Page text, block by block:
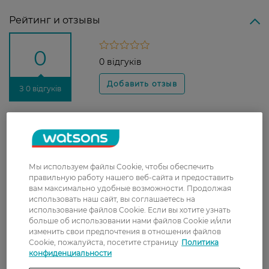
Рейтинг и отзывы
0
З 0 відгуків
0 відгуків
Новая почта
В отделение Новой почты - 99 грн, бесплатно
от 699 грн
Укрпочта
Стоимость доставки – 79 грн, бесплатная
доставка от – 599 грн
Забрать сегодня в магазине Watsons
Мы используем файлы Cookie, чтобы обеспечить
правильную работу нашего веб-сайта и предоставить
вам максимально удобные возможности. Продолжая
использовать наш сайт, вы соглашаетесь на
использование файлов Cookie. Если вы хотите узнать
больше об использовании нами файлов Cookie и/или
изменить свои предпочтения в отношении файлов
Cookie, пожалуйста, посетите страницу Политика
конфиденциальности